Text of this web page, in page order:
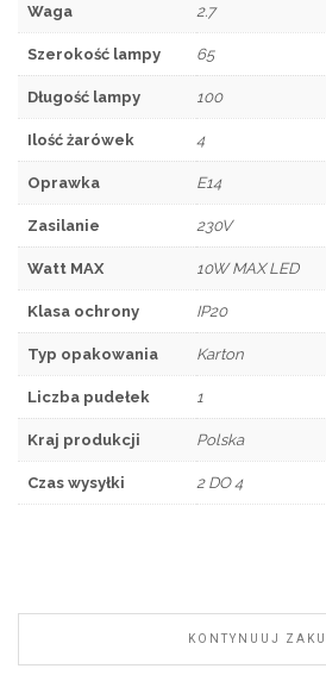
Waga 2.7
Szerokość lampy 65
Długość lampy 100
Ilość żarówek 4
Oprawka E14
Zasilanie 230V
Watt MAX 10W MAX LED
Klasa ochrony IP20
Typ opakowania Karton
Liczba pudełek 1
Kraj produkcji Polska
Czas wysyłki 2 DO 4
KONTYNUUJ